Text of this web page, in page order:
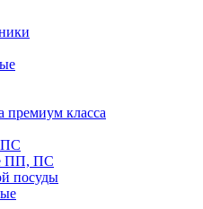
класса
ПС
ПП, ПС
посуды